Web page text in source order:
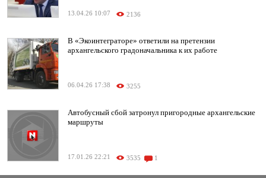
13.04.26 10:07 2136
В «Экоинтеграторе» ответили на претензии
архангельского градоначальника к их работе
06.04.26 17:38 3255
Автобусный сбой затронул пригородные архангельские
маршруты
17.01.26 22:21 3535 1